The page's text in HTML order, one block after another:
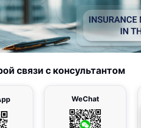
связи с консультантом
WeChat